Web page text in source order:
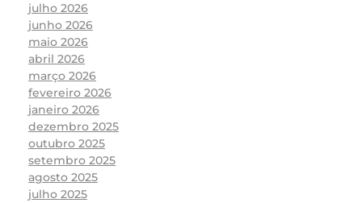
julho 2026
junho 2026
maio 2026
abril 2026
março 2026
fevereiro 2026
janeiro 2026
dezembro 2025
outubro 2025
setembro 2025
agosto 2025
julho 2025